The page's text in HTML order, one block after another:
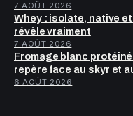
7 AOÛT 2026
Whey : isolate, native
révèle vraiment
7 AOÛT 2026
Fromage blanc
repère face au skyr et
6 AOÛT 2026